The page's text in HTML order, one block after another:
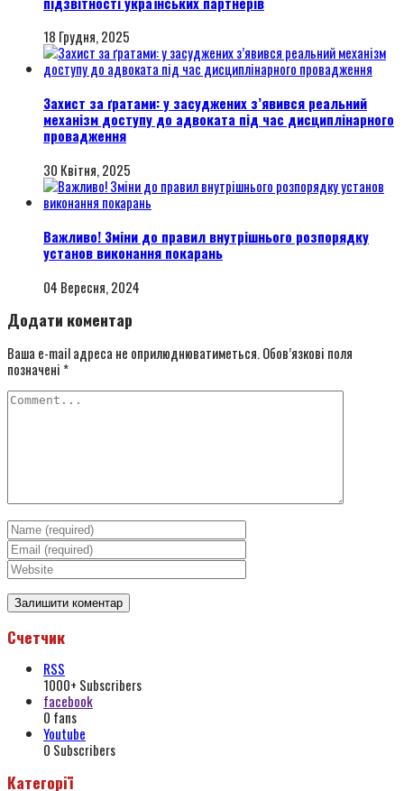
18 Грудня, 2025
Захист за ґратами: у засуджених з’явився реальний
механізм доступу до адвоката під час дисциплінарного
провадження
30 Квітня, 2025
Важливо! Зміни до правил внутрішнього розпорядку
установ виконання покарань
04 Вересня, 2024
Додати коментар
Ваша e-mail адреса не оприлюднюватиметься.Обов’язкові поля
позначені *
Счетчик
RSS
1000+ Subscribers
facebook
0 fans
Youtube
0 Subscribers
Категорії